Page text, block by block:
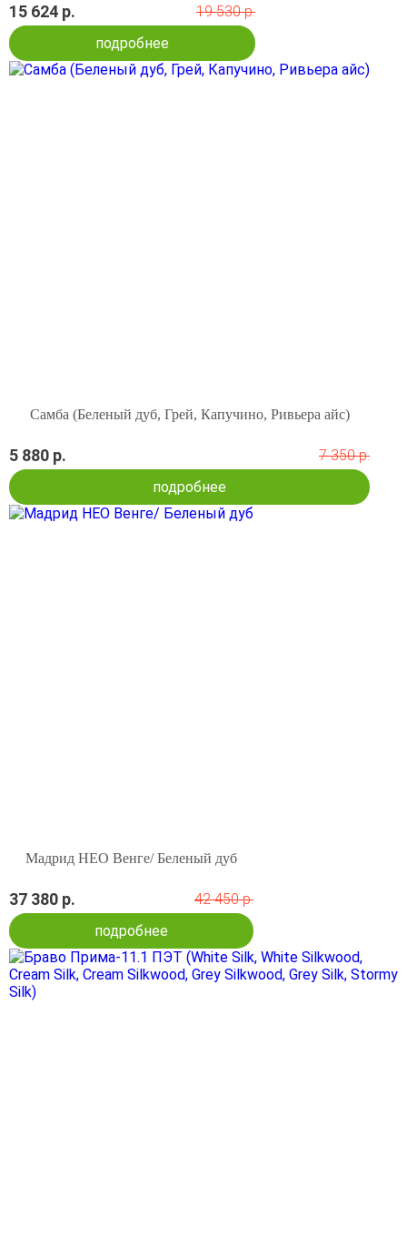
15 624 р.
19 530 р.
подробнее
Самба (Беленый дуб, Грей, Капучино, Ривьера айс)
5 880 р.
7 350 р.
подробнее
Мадрид НЕО Венге/ Беленый дуб
37 380 р.
42 450 р.
подробнее